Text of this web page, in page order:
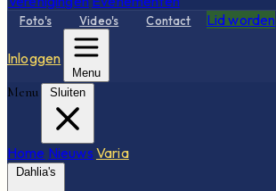
Foto's Video's Contact Lid worden
Inloggen
Menu
Menu Sluiten
Home Nieuws Varia
Dahlia's